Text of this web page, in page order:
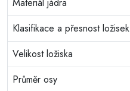
Klasifikace a přesnost ložisek
Velikost ložiska
Průměr osy